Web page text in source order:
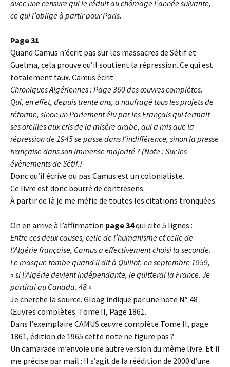
avec une censure qui le réduit au chômage l’année suivante,
ce qui l’oblige à partir pour Paris.
Page 31
Quand Camus n’écrit pas sur les massacres de Sétif et
Guelma, cela prouve qu’il soutient la répression. Ce qui est
totalement faux. Camus écrit :
Chroniques Algériennes : Page 360 des œuvres complètes.
Qui, en effet, depuis trente ans, a naufragé tous les projets de
réforme, sinon un Parlement élu par les Français qui fermait
ses oreilles aux cris de la misère arabe, qui a mis que la
répression de 1945 se passe dans l’indifférence, sinon la presse
française dans son immense majorité ? (Note : Sur les
évènements de Sétif.)
Donc qu’il écrive ou pas Camus est un colonialiste.
Ce livre est donc bourré de contresens.
À partir de là je me méfie de toutes les citations tronquées.
On en arrive à l’affirmation page 34qui cite 5 lignes :
Entre ces deux causes, celle de l’humanisme et celle de
l’Algérie française, Camus a effectivement choisi la seconde.
Le masque tombe quand il dit à Quillot, en septembre 1959,
« si l’Algérie devient indépendante, je quitterai la France. Je
partirai au Canada. 48 »
Je cherche la source. Gloag indique par une note N° 48 :
Œuvres complètes. Tome II, Page 1861.
Dans l’exemplaire CAMUS œuvre complète Tome II, page
1861, édition de 1965 cette note ne figure pas ?
Un camarade m’envoie une autre version du même livre. Et il
me précise par mail : Il s’agit de la réédition de 2000 d’une